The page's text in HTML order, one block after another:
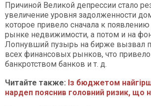
Причиной Великой депрессии стало
увеличение уровня задолженности
которое привело сначала к
рынке недвижимости, а потом и на
Лопнувший пузырь на бирже вызвал
всех финансовых рынков, что
банкротством банков и т. д.
Читайте также: Із бюджетом
нардеп пояснив головний ризик, що